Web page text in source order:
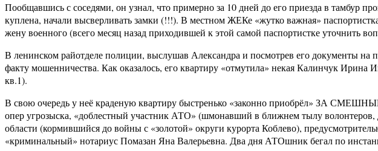
Пообщавшись с соседями, он узнал, что примерно за 10 дней до его приезда в тамбур
куплена, начали высверливать замки (!!!). В местном ЖЕКе «жутко важная»
жену военного (всего месяц назад приходившей к этой самой паспортистке
В ленинском райотделе полиции, выслушав Александра и посмотрев его документы на
факту мошенничества. Как оказалось, его квартиру «отмутила» некая Калинчук
кв.1).
В свою очередь у неё краденую квартиру быстренько «законно приобрёл» ЗА
опер угрозыска, «доблестный участник АТО» (шмонавший в ближнем тылу
области (кормившийся до войны с «золотой» округи курорта Коблево),
«криминальный» нотариус Помазан Яна Валерьевна. Два дня АТОшник бегал по